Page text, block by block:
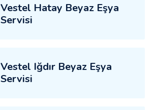
Vestel Hatay Beyaz Eşya
Servisi
Vestel Iğdır Beyaz Eşya
Servisi